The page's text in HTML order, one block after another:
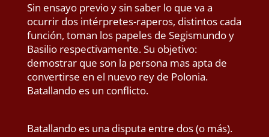
Sin ensayo previo y sin saber lo que va a
ocurrir dos intérpretes-raperos, distintos cada
función, toman los papeles de Segismundo y
Basilio respectivamente. Su objetivo:
demostrar que son la persona mas apta de
convertirse en el nuevo rey de Polonia.
Batallando es un conflicto.
Batallando es una disputa entre dos (o más).